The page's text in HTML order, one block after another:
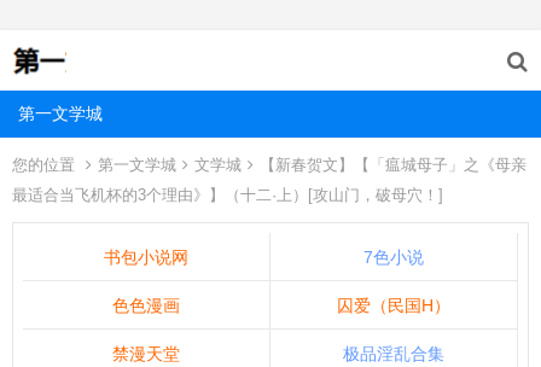
第一文学城
您的位置 第一文学城 文学城
【新春贺文】【「瘟城母子」之《母亲
最适合当飞机杯的3个理由》】（十二·上）[攻山门，破母穴！]
书包小说网 7色小说
色色漫画 囚爱（民国H）
禁漫天堂 极品淫乱合集